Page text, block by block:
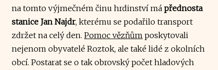
na tomto výjmečném činu hrdinství má přednosta
stanice Jan Najdr, kterému se podařilo transport
zdržet na celý den. Pomoc vězňům poskytovali
nejenom obyvatelé Roztok, ale také lidé z okolních
obcí. Postarat se o tak obrovský počet hladových